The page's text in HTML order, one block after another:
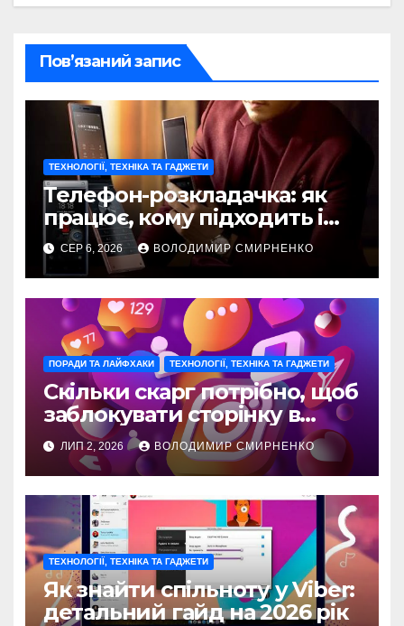
Пов’язаний запис
ТЕХНОЛОГІЇ, ТЕХНІКА ТА ГАДЖЕТИ
Телефон-розкладачка: як
працює, кому підходить і
що обрати
СЕР 6, 2026 ВОЛОДИМИР СМИРНЕНКО
ПОРАДИ ТА ЛАЙФХАКИ ТЕХНОЛОГІЇ, ТЕХНІКА ТА ГАДЖЕТИ
Скільки скарг потрібно, щоб
заблокувати сторінку в
Instagram
ЛИП 2, 2026 ВОЛОДИМИР СМИРНЕНКО
ТЕХНОЛОГІЇ, ТЕХНІКА ТА ГАДЖЕТИ
Як знайти спільноту у Viber:
детальний гайд на 2026 рік